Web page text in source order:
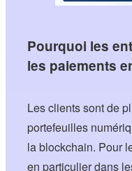
Pourquoi les
les paiements
Les clients sont de
portefeuilles
la blockchain. Pour
en particulier dans